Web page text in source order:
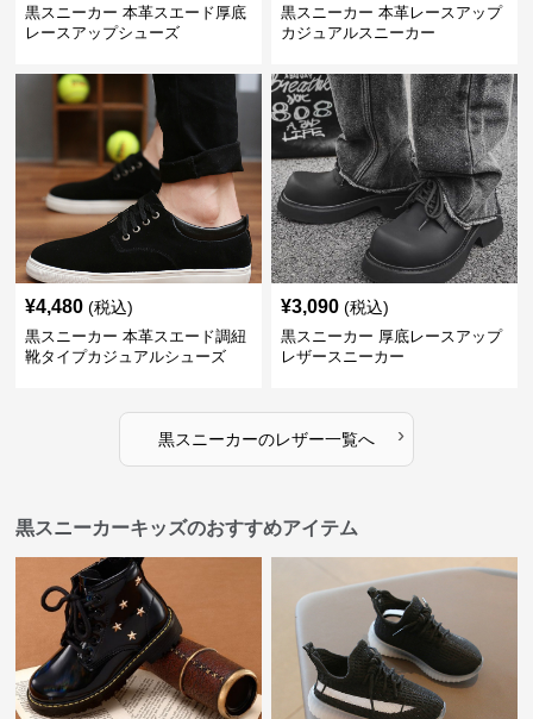
黒スニーカー 本革スエード厚底
レースアップシューズ
黒スニーカー 本革レースアップ
カジュアルスニーカー
¥4,480 (税込)
黒スニーカー 本革スエード調紐
靴タイプカジュアルシューズ
¥3,090 (税込)
黒スニーカー 厚底レースアップ
レザースニーカー
黒スニーカーのレザー一覧へ ›
黒スニーカーキッズのおすすめアイテム